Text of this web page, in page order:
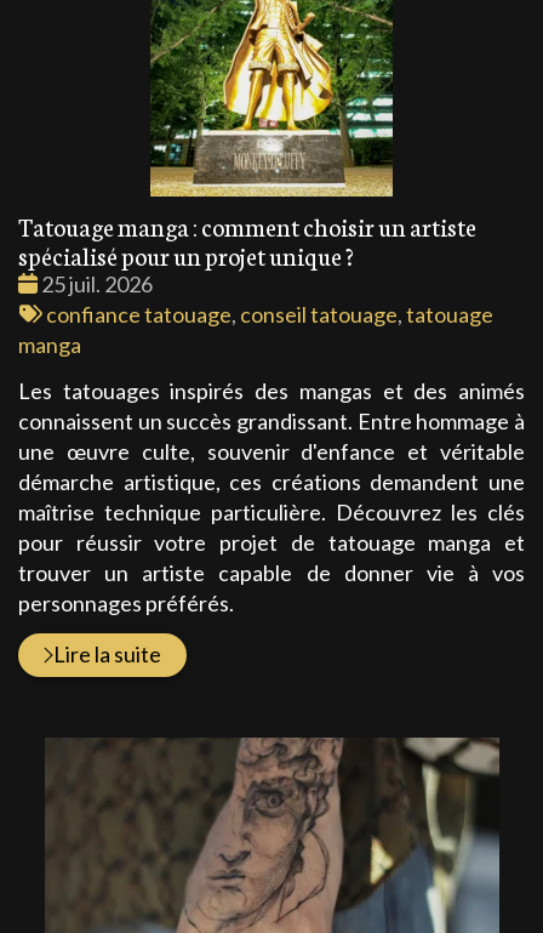
Tatouage manga : comment choisir un artiste
spécialisé pour un projet unique ?
Date
:
25 juil. 2026
Tags
:
confiance tatouage, conseil tatouage,tatouage
manga
Les tatouages inspirés des mangas et des animés
connaissent un succès grandissant. Entre hommage à
une œuvre culte, souvenir d'enfance et véritable
démarche artistique, ces créations demandent une
maîtrise technique particulière. Découvrez les clés
pour réussir votre projet de tatouage manga et
trouver un artiste capable de donner vie à vos
personnages préférés.
Lire la suite